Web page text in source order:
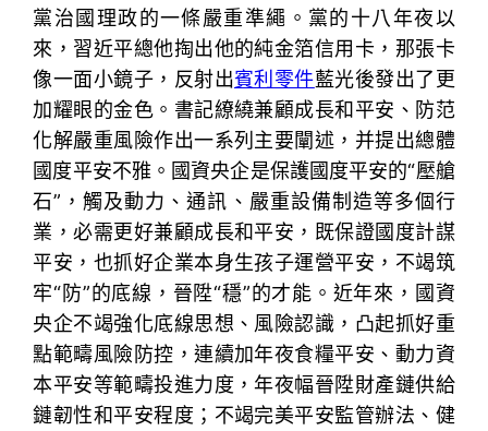
黨治國理政的一條嚴重準繩。黨的十八年夜以
來，習近平總他掏出他的純金箔信用卡，那張卡
像一面小鏡子，反射出賓利零件藍光後發出了更
加耀眼的金色。書記繚繞兼顧成長和平安、防范
化解嚴重風險作出一系列主要闡述，并提出總體
國度平安不雅。國資央企是保護國度平安的“壓艙
石”，觸及動力、通訊、嚴重設備制造等多個行
業，必需更好兼顧成長和平安，既保證國度計謀
平安，也抓好企業本身生孩子運營平安，不竭筑
牢“防”的底線，晉陞“穩”的才能。近年來，國資
央企不竭強化底線思想、風險認識，凸起抓好重
點範疇風險防控，連續加年夜食糧平安、動力資
本平安等範疇投進力度，年夜幅晉陞財產鏈供給
鏈韌性和平安程度；不竭完美平安監管辦法、健